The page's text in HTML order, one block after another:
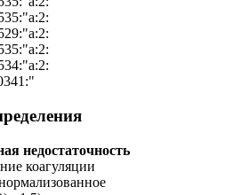
недостаточность
коагуляции